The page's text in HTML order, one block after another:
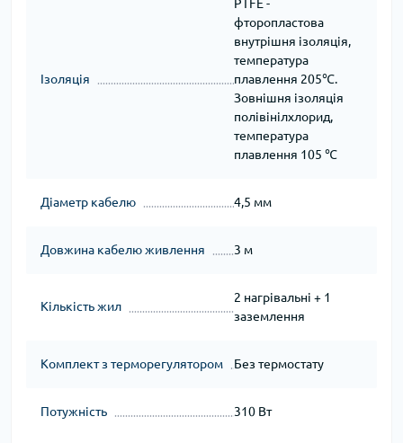
Ізоляція
PTFE -
фторопластова
внутрішня ізоляція,
температура
плавлення 205℃.
Зовнішня ізоляція
полівінілхлорид,
температура
плавлення 105 ℃
Діаметр кабелю 4,5 мм
Довжина кабелю живлення 3 м
Кількість жил
2 нагрівальні + 1
заземлення
Комплект з терморегулятором Без термостату
Потужність 310 Вт